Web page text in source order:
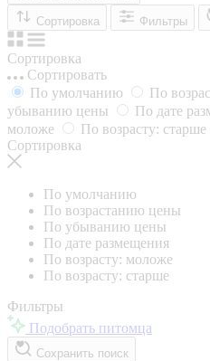
Сортировка
Фильтры
Сортировка
Сортировать
По умолчанию
По
убыванию цены
По дате
моложе
По возрасту: старше
Сортировка
По умолчанию
По возрастанию цены
По убыванию цены
По дате размещения
По возрасту: моложе
По возрасту: старше
Фильтры
Подобрать питомца
Сохранить поиск